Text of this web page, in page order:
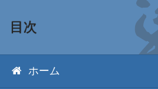
目次
ホーム